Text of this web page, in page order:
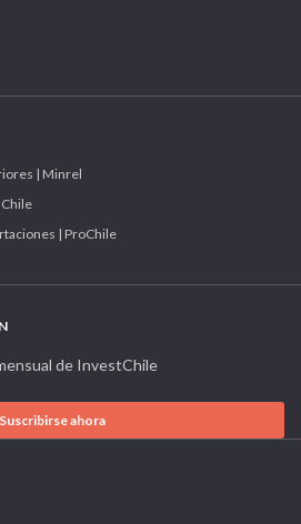
| Minrel
| ProChile
de InvestChile
Suscribirse ahora